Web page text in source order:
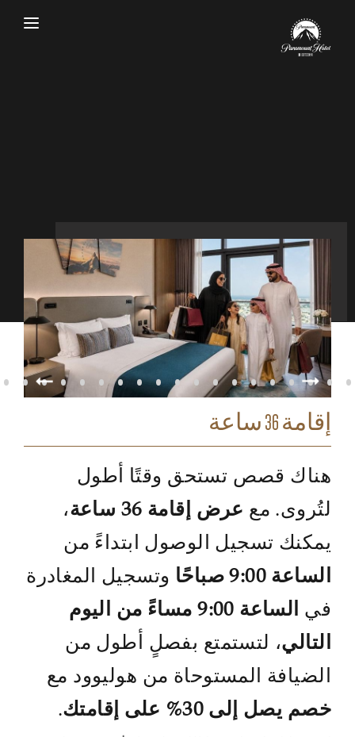
إقامة 36 ساعة
هناك قصص تستحق وقتًا أطول
لتُروى. مع عرض إقامة 36 ساعة
،
يمكنك تسجيل الوصول ابتداءً من
الساعة 9:00 صباحًا
وتسجيل المغادرة
في
الساعة 9:00 مساءً من اليوم
التالي، لتستمتع بفصلٍ أطول من
الضيافة المستوحاة من هوليوود مع
خصم يصل إلى 30% على إقامتك
.